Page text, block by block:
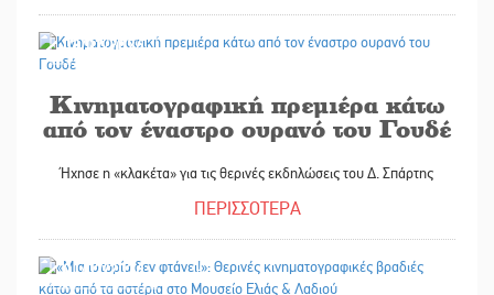
03/07/2026
Κινηματογραφική πρεμιέρα κάτω
από τον έναστρο ουρανό του Γουδέ
Ήχησε η «κλακέτα» για τις θερινές εκδηλώσεις του Δ. Σπάρτης
ΠΕΡΙΣΣΟΤΕΡΑ
01/07/2026